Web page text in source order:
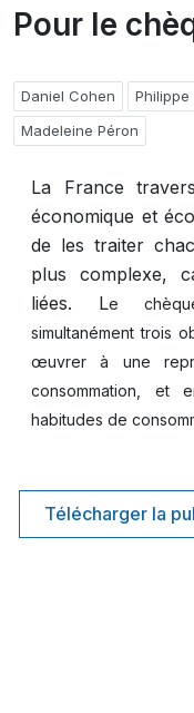
Pour le
Daniel Cohen Philippe
Madeleine Péron
La France
économique et
de les traiter
plus complexe,
liées. Le
simultanément trois
œuvrer à une
consommation, et
habitudes de
Télécharger la